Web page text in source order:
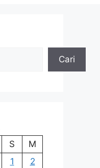
Cari
S
M
1
2